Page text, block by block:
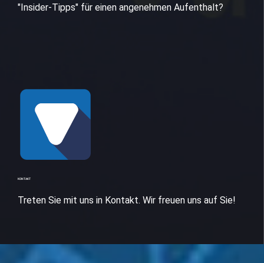
"Insider-Tipps" für einen angenehmen Aufenthalt?
KONTAKT
Treten Sie mit uns in Kontakt. Wir freuen uns auf Sie!